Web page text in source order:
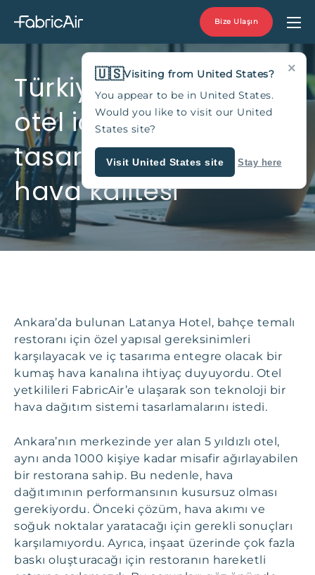
Bize Ulaşın
Türkiye'de lüks bir
otel için kusursuz
tasarım ve rakipsiz
hava kalitesi
Ankara’da bulunan Latanya Hotel, bahçe temalı
restoranı için özel yapısal gereksinimleri
karşılayacak ve iç tasarıma entegre olacak bir
kumaş hava kanalına ihtiyaç duyuyordu. Otel
yetkilileri FabricAir’e ulaşarak son teknoloji bir
hava dağıtım sistemi tasarlamalarını istedi.
Ankara’nın merkezinde yer alan 5 yıldızlı otel,
aynı anda 1000 kişiye kadar misafir ağırlayabilen
bir restorana sahip. Bu nedenle, hava
dağıtımının performansının kusursuz olması
gerekiyordu. Önceki çözüm, hava akımı ve
soğuk noktalar yaratacağı için gerekli sonuçları
karşılamıyordu. Ayrıca, inşaat üzerinde çok fazla
baskı oluşturacağı için restoranın hareketli
×
🇺🇸Visiting from United States?
You appear to be in United States.
Would you like to visit our United
States site?
Visit United States site Stay here